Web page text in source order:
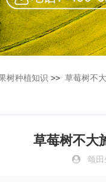
树种植知识 >> 草莓树不
草莓树不大
颂田